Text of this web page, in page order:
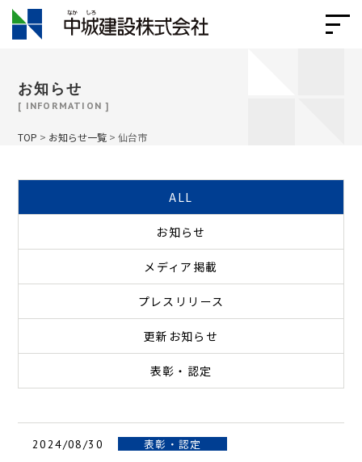
お知らせ
[ INFORMATION ]
TOP > お知らせ一覧 >仙台市
ALL
お知らせ
メディア掲載
プレスリリース
更新お知らせ
表彰・認定
2024/08/30 表彰・認定